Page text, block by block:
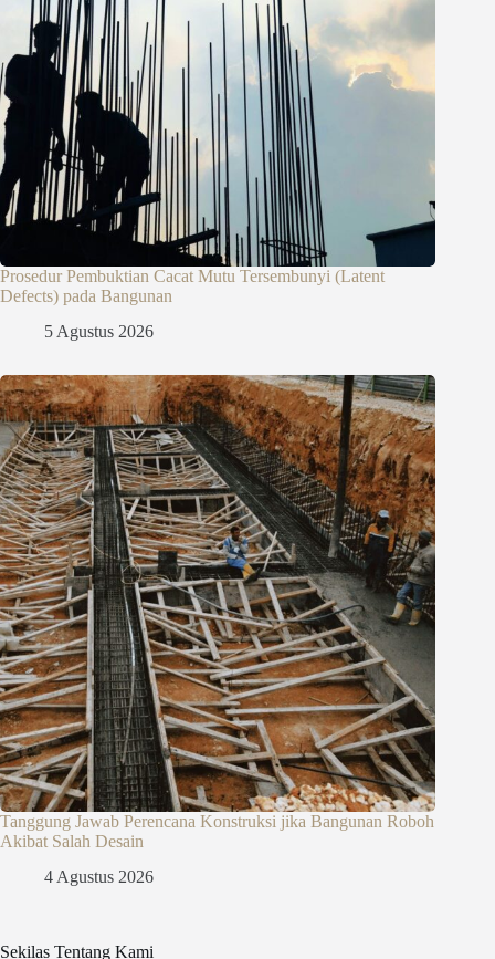
Prosedur Pembuktian Cacat Mutu Tersembunyi (Latent
Defects) pada Bangunan
5 Agustus 2026
Tanggung Jawab Perencana Konstruksi jika Bangunan Roboh
Akibat Salah Desain
4 Agustus 2026
Sekilas Tentang Kami